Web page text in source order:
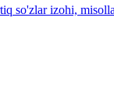
so'zlar izohi,